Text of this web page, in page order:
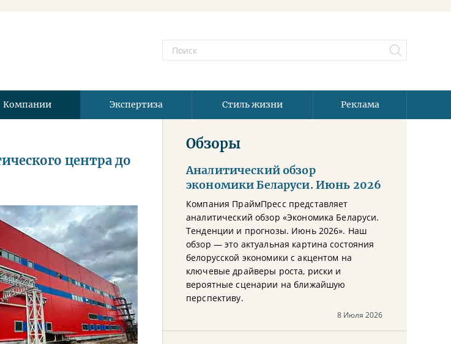
Компании Экспертиза Стиль жизни Реклама
центра до
Обзоры
Аналитический обзор
экономики Беларуси. Июнь 2026
Компания ПраймПресс представляет
аналитический обзор «Экономика Беларуси.
Тенденции и прогнозы. Июнь 2026». Наш
обзор — это актуальная картина состояния
белорусской экономики с акцентом на
ключевые драйверы роста, риски и
вероятные сценарии на ближайшую
перспективу.
8 Июля 2026